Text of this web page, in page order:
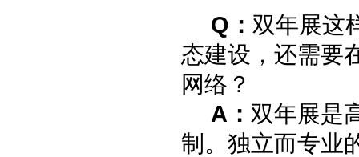
Q： 双年展这
态建设，还需要
网络？
A： 双年展是
制。独立而专业